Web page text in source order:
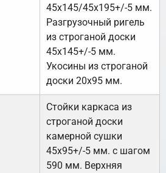
45х145/45х195+/-5 мм.
Разгрузочный ригель
из строганой доски
45х145+/-5 мм.
Укосины из строганой
доски 20х95 мм.
Стойки каркаса из
строганой доски
камерной сушки
45х95+/-5 мм. с шагом
590 мм. Верхняя